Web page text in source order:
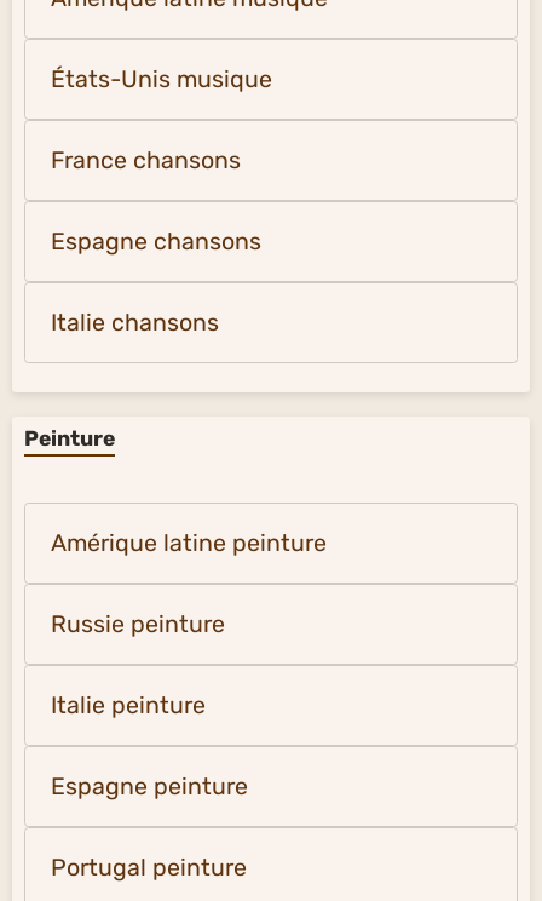
États-Unis musique
France chansons
Espagne chansons
Italie chansons
Peinture
Amérique latine peinture
Russie peinture
Italie peinture
Espagne peinture
Portugal peinture